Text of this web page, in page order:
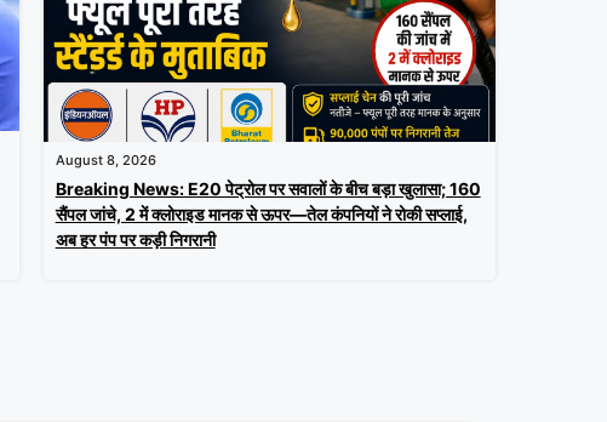
August 8, 2026
Breaking News: E20 पेट्रोल पर सवालों के बीच बड़ा खुलासा; 160
सैंपल जांचे, 2 में क्लोराइड मानक से ऊपर—तेल कंपनियों ने रोकी सप्लाई,
अब हर पंप पर कड़ी निगरानी